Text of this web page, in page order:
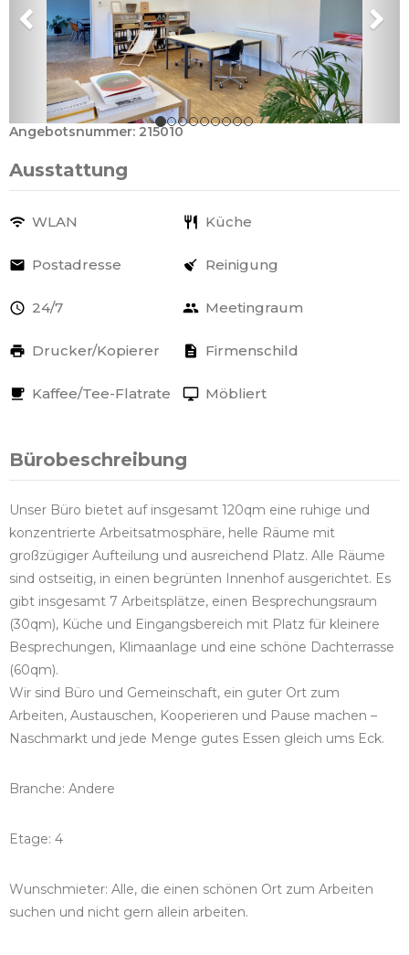
Angebotsnummer: 215010
Ausstattung
WLAN Küche
Postadresse Reinigung
24/7 Meetingraum
Drucker/Kopierer Firmenschild
Kaffee/Tee-Flatrate Möbliert
Bürobeschreibung
Unser Büro bietet auf insgesamt 120qm eine ruhige und
konzentrierte Arbeitsatmosphäre, helle Räume mit
großzügiger Aufteilung und ausreichend Platz. Alle Räume
sind ostseitig, in einen begrünten Innenhof ausgerichtet. Es
gibt insgesamt 7 Arbeitsplätze, einen Besprechungsraum
(30qm), Küche und Eingangsbereich mit Platz für kleinere
Besprechungen, Klimaanlage und eine schöne Dachterrasse
(60qm).
Wir sind Büro und Gemeinschaft, ein guter Ort zum
Arbeiten, Austauschen, Kooperieren und Pause machen –
Naschmarkt und jede Menge gutes Essen gleich ums Eck.
Branche: Andere
Etage: 4
Wunschmieter: Alle, die einen schönen Ort zum Arbeiten
suchen und nicht gern allein arbeiten.